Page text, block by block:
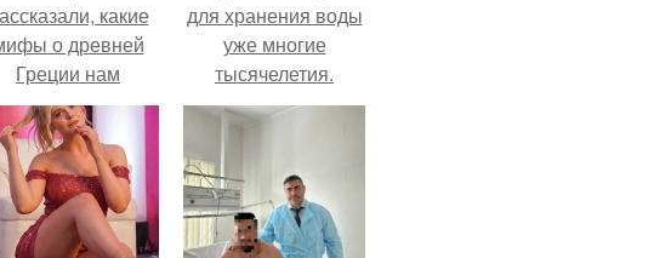
какие
о древней
Греции нам
навязало кино.
для хранения воды
уже многие
тысячелетия.